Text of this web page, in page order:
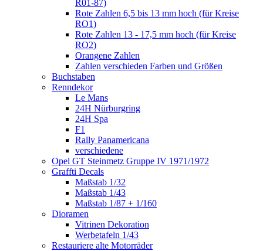
R01-87)
Rote Zahlen 6,5 bis 13 mm hoch (für Kreise
RO1)
Rote Zahlen 13 - 17,5 mm hoch (für Kreise
RO2)
Orangene Zahlen
Zahlen verschieden Farben und Größen
Buchstaben
Renndekor
Le Mans
24H Nürburgring
24H Spa
F1
Rally Panamericana
verschiedene
Opel GT Steinmetz Gruppe IV 1971/1972
Graffti Decals
Maßstab 1/32
Maßstab 1/43
Maßstab 1/87 + 1/160
Dioramen
Vitrinen Dekoration
Werbetafeln 1/43
Restauriere alte Motorräder